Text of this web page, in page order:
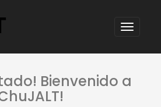
Bienvenido a